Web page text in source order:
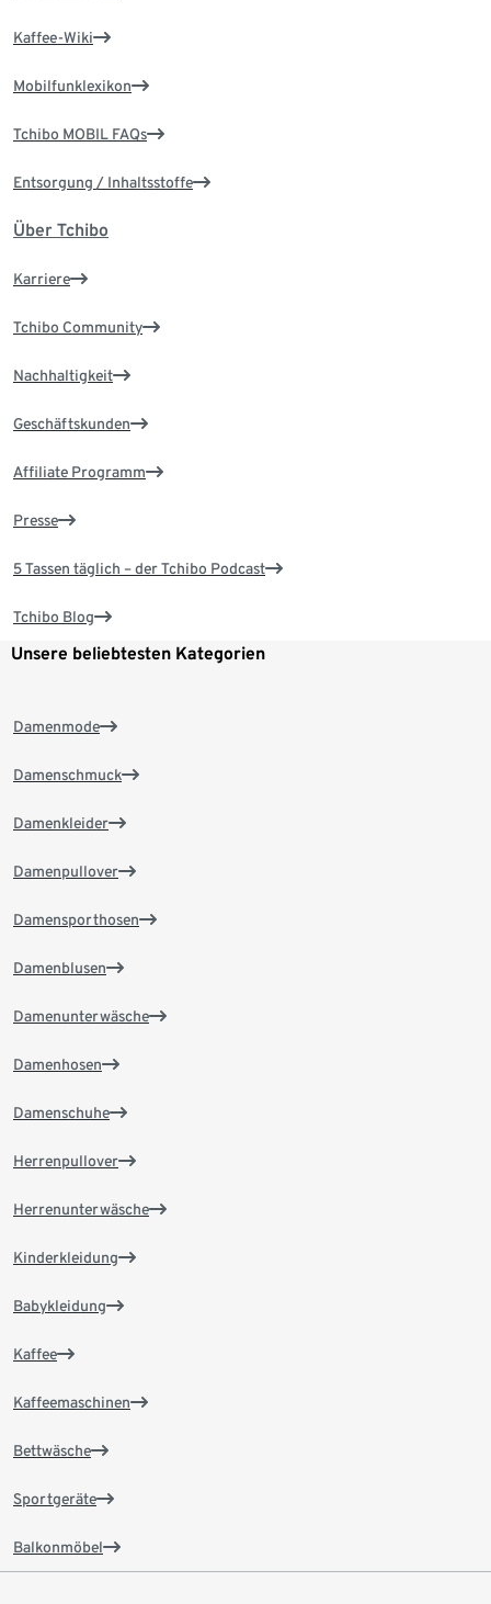
Kaffee-Wiki
Mobilfunklexikon
Tchibo MOBIL FAQs
Entsorgung / Inhaltsstoffe
Über Tchibo
Karriere
Tchibo Community
Nachhaltigkeit
Geschäftskunden
Affiliate Programm
Presse
5 Tassen täglich – der Tchibo Podcast
Tchibo Blog
Unsere beliebtesten Kategorien
Damenmode
Damenschmuck
Damenkleider
Damenpullover
Damensporthosen
Damenblusen
Damenunterwäsche
Damenhosen
Damenschuhe
Herrenpullover
Herrenunterwäsche
Kinderkleidung
Babykleidung
Kaffee
Kaffeemaschinen
Bettwäsche
Sportgeräte
Balkonmöbel